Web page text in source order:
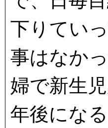
下りてい
事はなか
婦で新生
年後にな